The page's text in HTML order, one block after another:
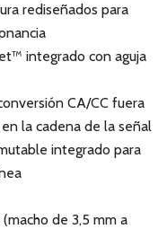
rediseñados para
integrado con aguja
CA/CC fuera
la cadena de la señal
integrado para
de 3,5 mm a